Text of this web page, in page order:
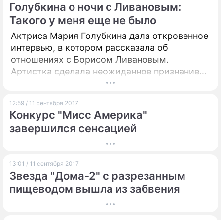
Голубкина о ночи с Ливановым:
Такого у меня еще не было
Актриса Мария Голубкина дала откровенное
интервью, в котором рассказала об
отношениях с Борисом Ливановым.
Артистка сделала неожиданное признание
после долгого ночного разговора с ним.
12:59 / 11 сентября 2017
Конкурс "Мисс Америка"
завершился сенсацией
13:01 / 11 сентября 2017
Звезда "Дома-2" с разрезанным
пищеводом вышла из забвения